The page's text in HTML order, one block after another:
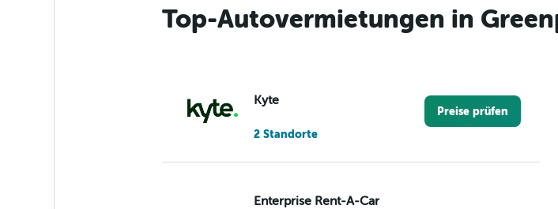
Top-Autovermietungen in
Kyte
2 Standorte
Preise prüfen
Enterprise Rent-A-Car